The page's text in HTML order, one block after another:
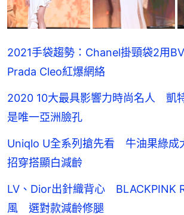
2021手袋趨勢：Chanel掛頸袋2用
Prada Cleo紅爆網絡
2020 10大最具影響力時尚名人 凱
是唯一亞洲臉孔
Uniqlo U全系列搶先看 牛油果綠成
招穿搭顯白減齡
LV、Dior出針織背心 BLACKPINK
風 選對款減齡修腿